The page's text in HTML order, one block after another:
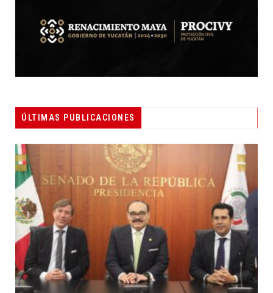
ÚLTIMAS PUBLICACIONES